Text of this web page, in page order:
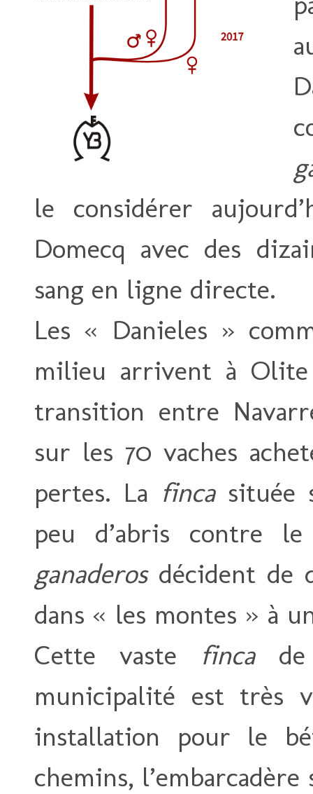
le considérer
Domecq avec des
sang en ligne directe.
Les « Danieles »
milieu arrivent à Olite
transition entre
sur les 70 vaches
pertes. La fincasituée
peu d’abris contre
ganaderosdécident de
dans « les montes » à
Cette vaste fincade
municipalité est très
installation pour le
chemins,